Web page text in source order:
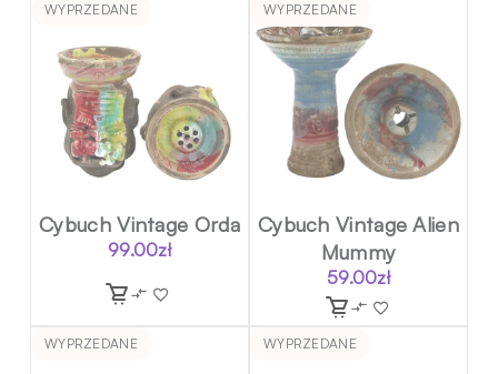
WYPRZEDANE
Cybuch Vintage Orda
99.00zł
WYPRZEDANE
Cybuch Vintage Alien
Mummy
59.00zł
WYPRZEDANE WYPRZEDANE